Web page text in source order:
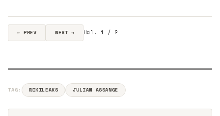
← PREV NEXT → Hal. 1 / 2
TAG: WIKILEAKS JULIAN ASSANGE